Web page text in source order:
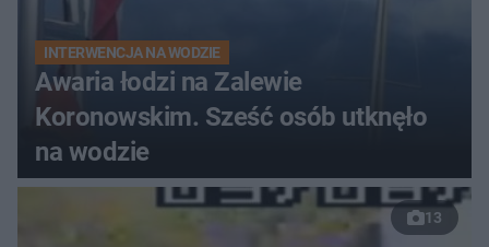
INTERWENCJA NA WODZIE
Awaria łodzi na Zalewie
Koronowskim. Sześć osób utknęło
na wodzie
13